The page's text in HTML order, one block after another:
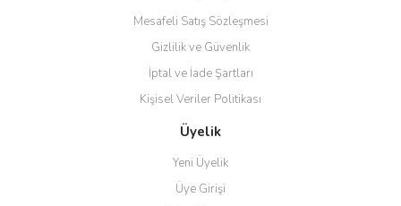
Mesafeli Satış Sözleşmesi
Gizlilik ve Güvenlik
İptal ve İade Şartları
Kişisel Veriler Politikası
Üyelik
Yeni Üyelik
Üye Girişi